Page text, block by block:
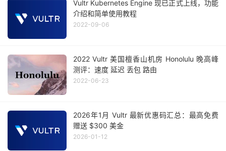
Vultr Kubernetes Engine 现已正式上线，功能
介绍和简单使用教程
2022-09-06
2022 Vultr 美国檀香山机房 Honolulu 晚高峰
测评：速度 延迟 丢包 路由
2022-06-23
2026年1月 Vultr 最新优惠码汇总：最高免费
赠送 $300 美金
2026-01-12